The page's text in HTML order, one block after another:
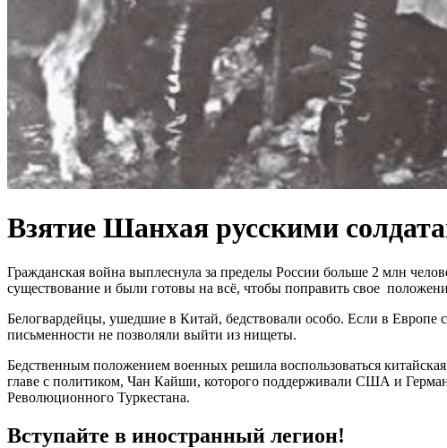
Взятие Шанхая русскими
Гражданская война выплеснула за пределы России больше 2 млн
существование и были готовы на всё, чтобы поправить свое
Белогвардейцы, ушедшие в Китай, бедствовали особо. Если в Европе
письменности не позволяли выйти из нищеты.
Бедственным положением военных решила воспользоваться
главе с политиком, Чан Кайши, которого поддерживали США и
Революционного Туркестана.
Вступайте в иностранный легион!